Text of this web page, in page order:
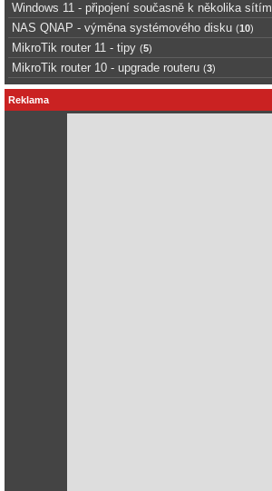
Windows 11 - připojení současně k několika sítím
NAS QNAP - výměna systémového disku (10)
MikroTik router 11 - tipy (5)
MikroTik router 10 - upgrade routeru (3)
Reklama